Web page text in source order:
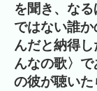
を聞き、な
ではない誰
んだと納得
んなの歌〉
の彼が聴い